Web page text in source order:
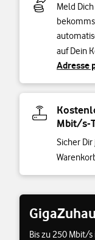
Meld
auf Dein
Adresse
Mbit/s-
Sicher
Bis zu 250 Mbit/